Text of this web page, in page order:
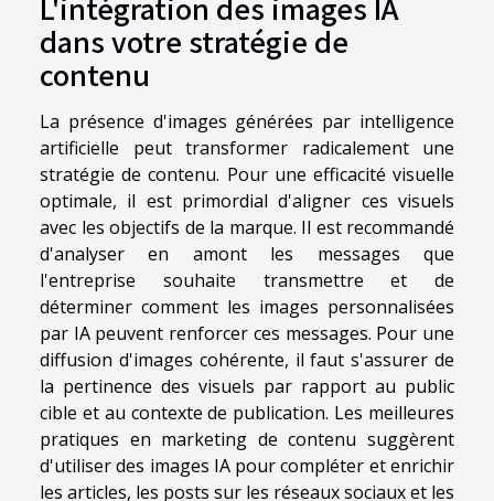
dans votre stratégie de
contenu
La présence d'images générées par intelligence
artificielle peut transformer radicalement une
stratégie de contenu. Pour une efficacité visuelle
optimale, il est primordial d'aligner ces visuels
avec les objectifs de la marque. Il est recommandé
d'analyser en amont les messages que
l'entreprise souhaite transmettre et de
déterminer comment les images personnalisées
par IA peuvent renforcer ces messages. Pour une
diffusion d'images cohérente, il faut s'assurer de
la pertinence des visuels par rapport au public
cible et au contexte de publication. Les meilleures
pratiques en marketing de contenu suggèrent
d'utiliser des images IA pour compléter et enrichir
les articles, les posts sur les réseaux sociaux et les